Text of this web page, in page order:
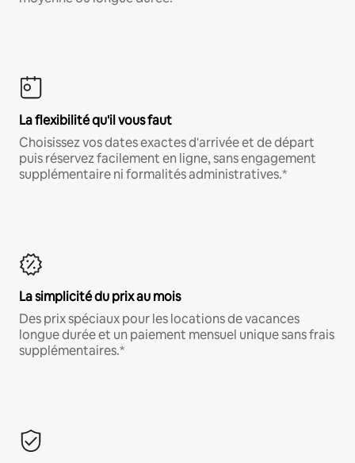
La flexibilité qu'il vous faut
Choisissez vos dates exactes d'arrivée et de départ
puis réservez facilement en ligne, sans engagement
supplémentaire ni formalités administratives.*
La simplicité du prix au mois
Des prix spéciaux pour les locations de vacances
longue durée et un paiement mensuel unique sans frais
supplémentaires.*